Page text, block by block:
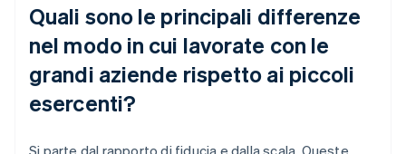
Quali sono le principali differenze
nel modo in cui lavorate con le
grandi aziende rispetto ai piccoli
esercenti?
Si parte dal rapporto di fiducia e dalla scala. Queste